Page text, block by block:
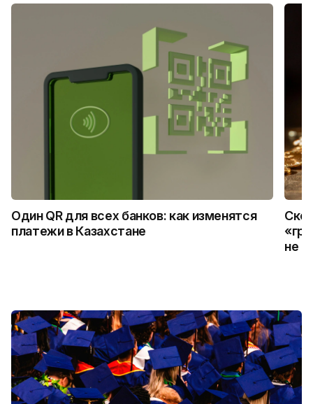
Один QR для всех банков: как изменятся
платежи в Казахстане
не